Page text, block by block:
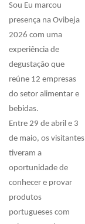
Sou Eu marcou
presença na Ovibeja
2026 com uma
experiência de
degustação que
reúne 12 empresas
do setor alimentar e
bebidas.
Entre 29 de abril e 3
de maio, os visitantes
tiveram a
oportunidade de
conhecer e provar
produtos
portugueses com